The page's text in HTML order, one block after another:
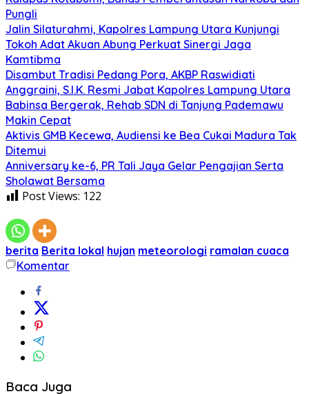
Pungli
Jalin Silaturahmi, Kapolres Lampung Utara Kunjungi
Tokoh Adat Akuan Abung Perkuat Sinergi Jaga
Kamtibma
Disambut Tradisi Pedang Pora, AKBP Raswidiati
Anggraini, S.I.K. Resmi Jabat Kapolres Lampung Utara
Babinsa Bergerak, Rehab SDN di Tanjung Pademawu
Makin Cepat
Aktivis GMB Kecewa, Audiensi ke Bea Cukai Madura Tak
Ditemui
Anniversary ke-6, PR Tali Jaya Gelar Pengajian Serta
Sholawat Bersama
Post Views: 122
berita Berita lokal hujan meteorologi ramalan cuaca
Komentar
Baca Juga